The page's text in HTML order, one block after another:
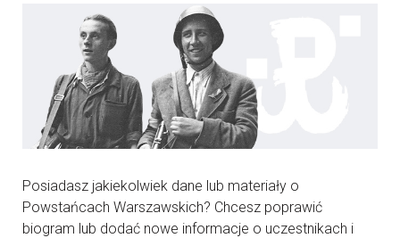
Posiadasz jakiekolwiek dane lub materiały o
Powstańcach Warszawskich? Chcesz poprawić
biogram lub dodać nowe informacje o uczestnikach i